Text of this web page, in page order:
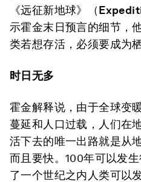
《远征新地球》（
示霍金末日预言的细节，
类若想存活，必须要成为
时日无多
霍金解释说，由于全球变
蔓延和人口过载，人们在
活下去的唯一出路就是从
而且要快。100年可以发
了一个世纪之内人类可以